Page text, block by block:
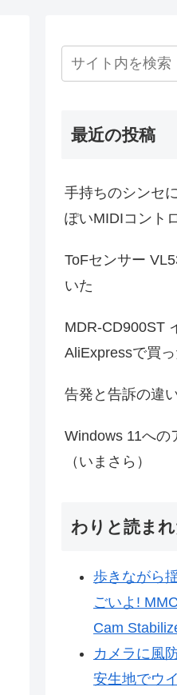
最近の投稿
手持ちのシンセ
ぽいMIDIコント
ToFセンサー
いた
MDR-CD900ST
AliExpressで買っ
告発と告訴の違
Windows 11への
（いまさら）
わりと読ま
歩きながら
ごいよ!
Cam
カメラに風
安生地でウ